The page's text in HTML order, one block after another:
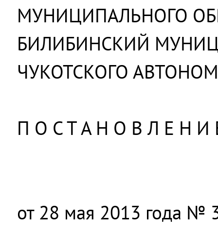
МУНИЦИПАЛЬНОГО
БИЛИБИНСКИЙ
ЧУКОТСКОГО
П О С Т А Н О В Л Е Н И
от 28 мая 2013 года №